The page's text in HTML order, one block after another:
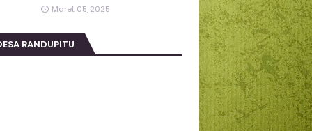
Maret 05, 2025
RANDUPITU